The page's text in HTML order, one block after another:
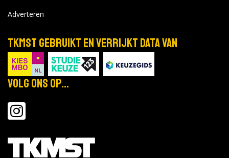
Adverteren
TKMST gebruikt en verrijkt data van
Volg ons op...